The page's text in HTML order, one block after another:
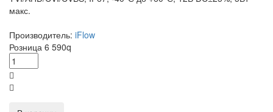
макс.
Производитель: iFlow
Розница 6 590q